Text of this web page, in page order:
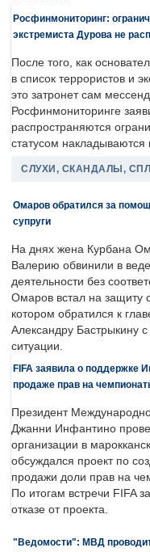
Росфинмониторинг:
экстремиста Дурова не
После того, как
в список террористов и
это затронет сам
Росфинмониторинге
распространяются
статусом
СЛУХИ, СКАНДАЛЫ,
Омаров обратился за
супруги
На днях жена Курбана
Валерию обвинили в
деятельности без
Омаров встал на защиту
котором обратился к
Александру Бастрыкину
ситуации.
FIFA заявила о поддержке
продаже прав на
Президент
Джанни Инфантино
организации в
обсуждался проект по
продажи доли прав на
По итогам встречи FIFA
отказе от проекта.
"Ведомости": МВД проводит